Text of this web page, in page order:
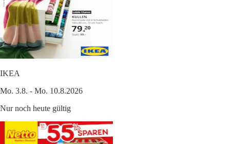
IKEA
Mo. 3.8. - Mo. 10.8.2026
Nur noch heute gültig